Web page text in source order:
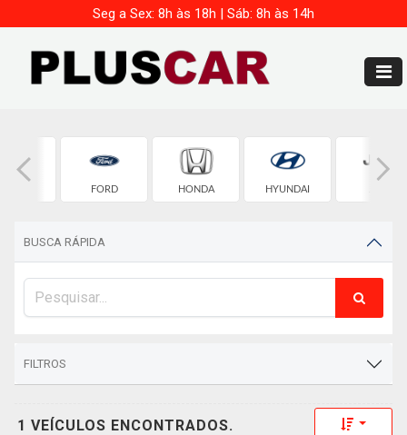
Seg a Sex: 8h às 18h | Sáb: 8h às 14h
FORD HONDA HYUNDAI
BUSCA RÁPIDA
FILTROS
1 VEÍCULOS ENCONTRADOS. Toggle